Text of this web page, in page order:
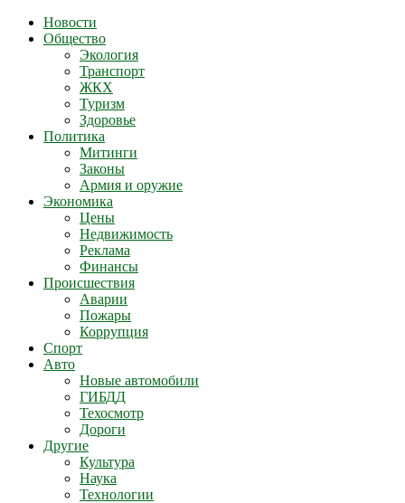
Новости
Общество
Экология
Транспорт
ЖКХ
Туризм
Здоровье
Политика
Митинги
Законы
Армия и оружие
Экономика
Цены
Недвижимость
Реклама
Финансы
Происшествия
Аварии
Пожары
Коррупция
Спорт
Авто
Новые автомобили
ГИБДД
Техосмотр
Дороги
Другие
Культура
Наука
Технологии